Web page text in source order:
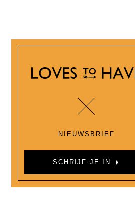
NIEUWSBRIEF
SCHRIJF JE IN